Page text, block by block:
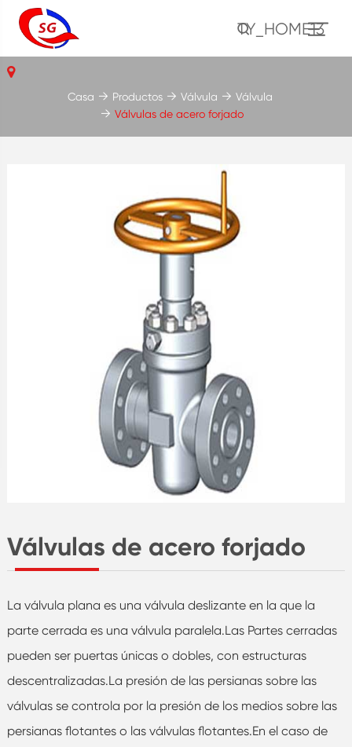
TY_HOME13
Válvulas de acero forjado
La válvula plana es una válvula deslizante en la que la
parte cerrada es una válvula paralela.Las Partes cerradas
pueden ser puertas únicas o dobles, con estructuras
descentralizadas.La presión de las persianas sobre las
válvulas se controla por la presión de los medios sobre las
persianas flotantes o las válvulas flotantes.En el caso de
Casa Productos Válvula
Válvula
Válvulas de acero forjado